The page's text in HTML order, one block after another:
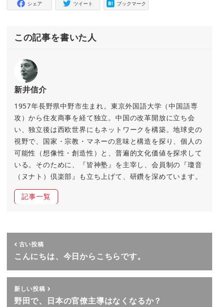
シェア ツイート ブックマーク
この記事を書いた人
新井信介
1957年長野県中野市生まれ。東京外国語大学（中国語専
攻）から住友商事を経て独立。中国の改革開放に立ち会
い、独立後は西欧世界にもネットワークを構築。地球史の
視野で、国家・宗教・マネーの意味と構造を探り、個人の
可能性（想像性・創造性）と、普遍的文化価値を探求して
いる。そのために、『皆神塾』を主宰し、会員制の『瓊音
（ヌナト）倶楽部』も立ち上げて、研鑽を深めています。
記事一覧
古い投稿
こんにちは、今日からこちらです。
新しい投稿
野田で、日本の官僚主導はなくなるか？